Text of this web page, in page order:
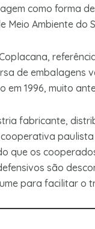
como forma
Ambiente do
de embalagens
em 1996, muito
fabricante,
que os
são
para facilitar o